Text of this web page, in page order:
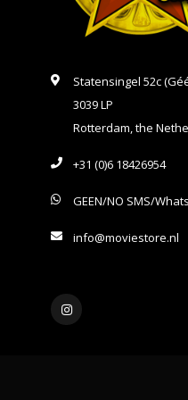
Statensingel 52c
3039 LP
Rotterdam, the
+31 (0)6 18426954
GEEN/NO SMS/
info@moviestore.nl